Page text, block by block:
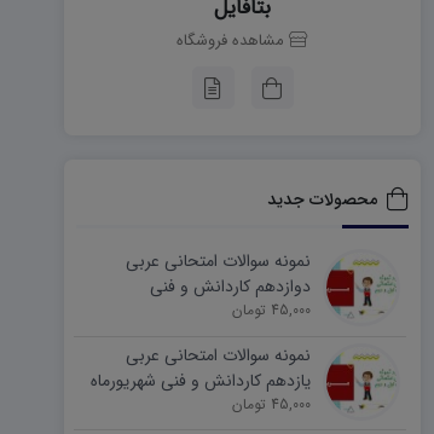
نمونه سوالات
بتافایل
مشاهده فروشگاه
محصولات جدید
نمونه سوالات امتحانی عربی
دوازدهم کاردانش و فنی
شهریورماه ۱۴۰۵ word
45,000 تومان
نمونه سوالات امتحانی عربی
یازدهم کاردانش و فنی شهریورماه
۱۴۰۵ word
45,000 تومان